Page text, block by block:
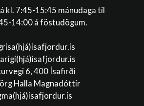
kl. 7:45-15:45 mánudaga til
14:00 á föstudögum.
6, 400 Ísafirði
Halla Magnadóttir